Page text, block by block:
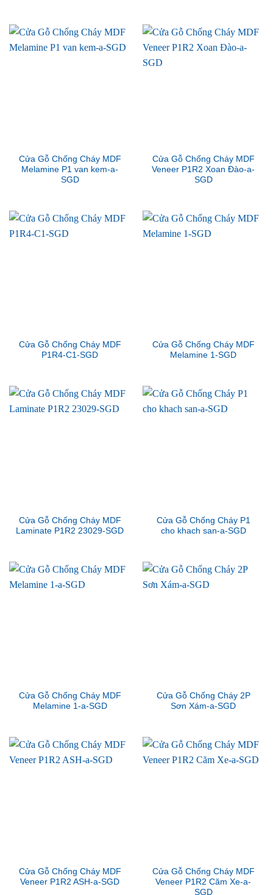
Cửa Gỗ Chống Cháy MDF
Melamine P1 van kem-a-
SGD
Cửa Gỗ Chống Cháy MDF
Veneer P1R2 Xoan Đào-a-
SGD
Cửa Gỗ Chống Cháy MDF
P1R4-C1-SGD
Cửa Gỗ Chống Cháy MDF
Melamine 1-SGD
Cửa Gỗ Chống Cháy MDF
Laminate P1R2 23029-SGD
Cửa Gỗ Chống Cháy P1
cho khach san-a-SGD
Cửa Gỗ Chống Cháy MDF
Melamine 1-a-SGD
Cửa Gỗ Chống Cháy 2P
Sơn Xám-a-SGD
Cửa Gỗ Chống Cháy MDF
Veneer P1R2 ASH-a-SGD
Cửa Gỗ Chống Cháy MDF
Veneer P1R2 Căm Xe-a-
SGD